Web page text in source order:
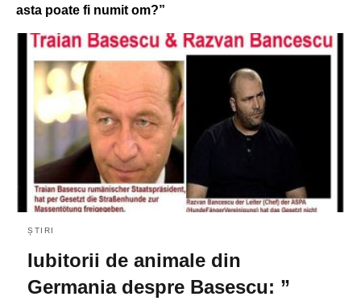
asta poate fi numit om?”
ȘTIRI
Iubitorii de animale din
Germania despre Basescu: ”